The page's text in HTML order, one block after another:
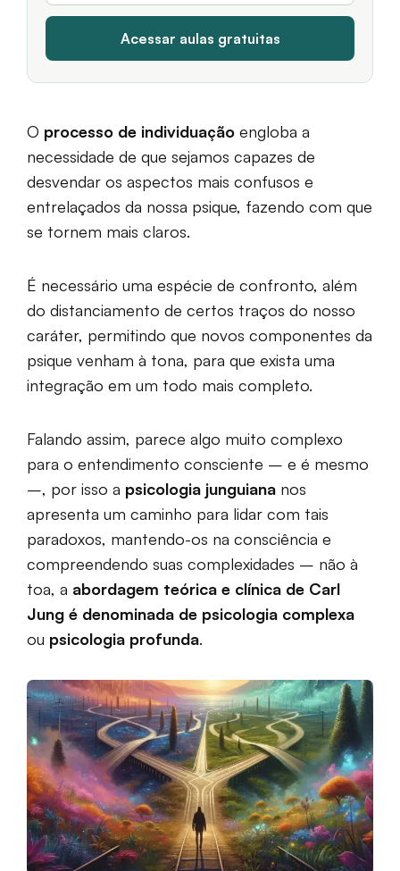
O processo de individuação engloba a
necessidade de que sejamos capazes de
desvendar os aspectos mais confusos e
entrelaçados da nossa psique, fazendo com que
se tornem mais claros.
É necessário uma espécie de confronto, além
do distanciamento de certos traços do nosso
caráter, permitindo que novos componentes da
psique venham à tona, para que exista uma
integração em um todo mais completo.
Falando assim, parece algo muito complexo
para o entendimento consciente – e é mesmo
–, por isso a psicologia junguiana nos
apresenta um caminho para lidar com tais
paradoxos, mantendo-os na consciência e
compreendendo suas complexidades – não à
toa, a abordagem teórica e clínica de Carl
Jung é denominada de psicologia complexa
ou psicologia profunda.